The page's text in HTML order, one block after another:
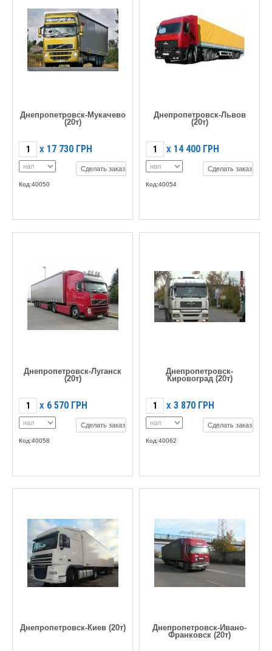
Днепропетровск-Мукачево
(20т)
X 17 730 ГРН
Сделать заказ
Код:40050
Днепропетровск-Львов
(20т)
X 14 400 ГРН
Сделать заказ
Код:40054
Днепропетровск-Луганск
(20т)
X 6 570 ГРН
Сделать заказ
Код:40058
Днепропетровск-
Кировоград (20т)
X 3 870 ГРН
Сделать заказ
Код:40062
Днепропетровск-Киев (20т)
Днепропетровск-Ивано-
Франковск (20т)